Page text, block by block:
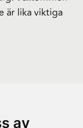
av
är lika viktiga